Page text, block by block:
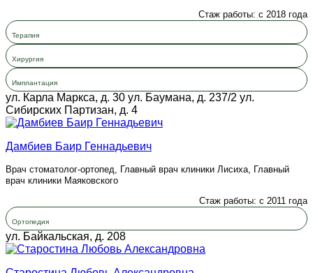
Стаж работы: с 2018 года
Терапия
Хирургия
Имплантация
ул. Карла Маркса, д. 30 ул. Баумана, д. 237/2 ул.
Сибирских Партизан, д. 4
Дамбиев Баир Геннадьевич
Врач стоматолог-ортопед, Главный врач клиники Лисиха, Главный
врач клиники Маяковского
Стаж работы: с 2011 года
Ортопедия
ул. Байкальская, д. 208